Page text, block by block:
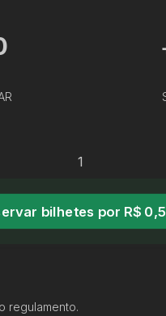
bilhetes por R$
regulamento.